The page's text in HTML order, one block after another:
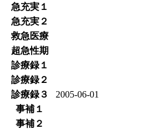
急充実１
急充実２
救急医療
超急性期
診療録１
診療録２
診療録３
2005-06-01
事補１
事補２